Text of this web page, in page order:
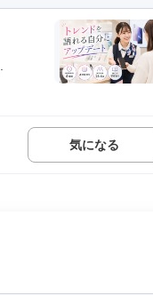
気になる